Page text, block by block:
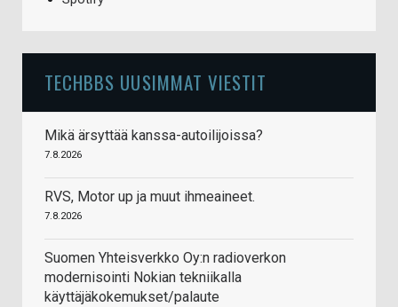
TECHBBS UUSIMMAT VIESTIT
Mikä ärsyttää kanssa-autoilijoissa?
7.8.2026
RVS, Motor up ja muut ihmeaineet.
7.8.2026
Suomen Yhteisverkko Oy:n radioverkon
modernisointi Nokian tekniikalla
käyttäjäkokemukset/palaute